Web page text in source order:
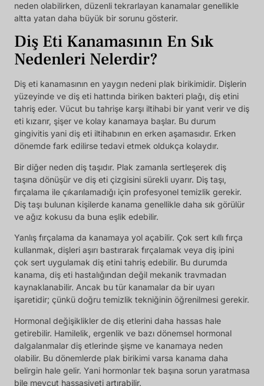
neden olabilirken, düzenli tekrarlayan kanamalar genellikle
altta yatan daha büyük bir sorunu gösterir.
Diş Eti Kanamasının En Sık
Nedenleri Nelerdir?
Diş eti kanamasının en yaygın nedeni plak birikimidir. Dişlerin
yüzeyinde ve diş eti hattında biriken bakteri plağı, diş etini
tahriş eder. Vücut bu tahrişe karşı iltihabi bir yanıt verir ve diş
eti kızarır, şişer ve kolay kanamaya başlar. Bu durum
gingivitis yani diş eti iltihabının en erken aşamasıdır. Erken
dönemde fark edilirse tedavi etmek oldukça kolaydır.
Bir diğer neden diş taşıdır. Plak zamanla sertleşerek diş
taşına dönüşür ve diş eti çizgisini sürekli uyarır. Diş taşı,
fırçalama ile çıkarılamadığı için profesyonel temizlik gerekir.
Diş taşı bulunan kişilerde kanama genellikle daha sık görülür
ve ağız kokusu da buna eşlik edebilir.
Yanlış fırçalama da kanamaya yol açabilir. Çok sert kıllı fırça
kullanmak, dişleri aşırı bastırarak fırçalamak veya diş ipini
çok sert uygulamak diş etini tahriş edebilir. Bu durumda
kanama, diş eti hastalığından değil mekanik travmadan
kaynaklanabilir. Ancak bu tür kanamalar da bir uyarı
işaretidir; çünkü doğru temizlik tekniğinin öğrenilmesi gerekir.
Hormonal değişiklikler de diş etlerini daha hassas hale
getirebilir. Hamilelik, ergenlik ve bazı dönemsel hormonal
dalgalanmalar diş etlerinde şişme ve kanamaya neden
olabilir. Bu dönemlerde plak birikimi varsa kanama daha
belirgin hale gelir. Yani hormonlar tek başına sorun yaratmasa
bile mevcut hassasiyeti artırabilir.